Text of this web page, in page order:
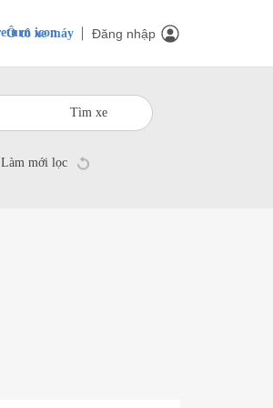
Ô tô xe máy Đăng nhập
Tìm xe
Làm mới lọc